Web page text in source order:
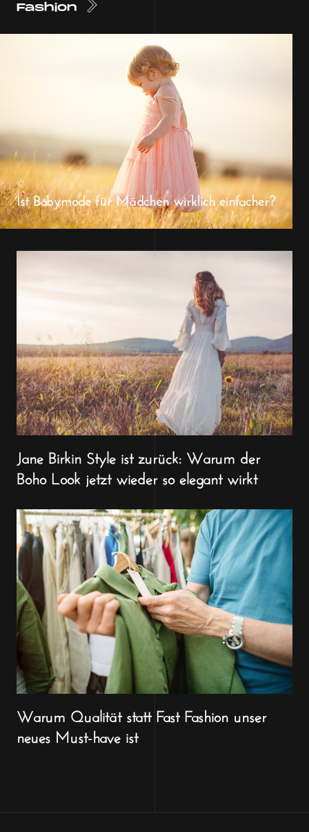
Fashion
Ist Babymode für Mädchen wirklich einfacher?
Jane Birkin Style ist zurück: Warum der
Boho Look jetzt wieder so elegant wirkt
Warum Qualität statt Fast Fashion unser
neues Must-have ist